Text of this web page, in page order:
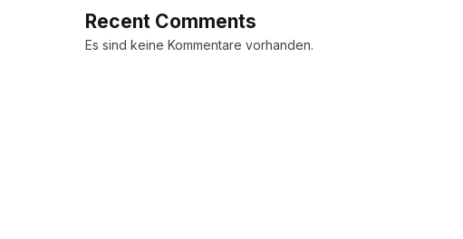
Recent Comments
Es sind keine Kommentare vorhanden.